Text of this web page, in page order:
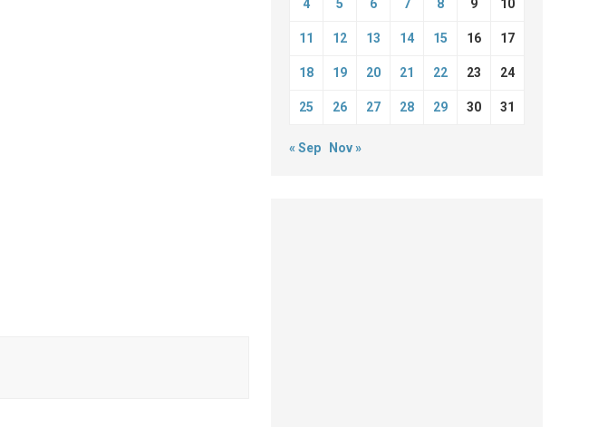
4 5 6 7 8 9 10
11 12 13 14 15 16 17
18 19 20 21 22 23 24
25 26 27 28 29 30 31
« Sep Nov »